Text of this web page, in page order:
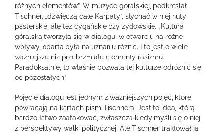
różnych elementów”. W muzyce góralskiej, podkreślał
Tischner, „dźwięczą całe Karpaty”, słychać w niej nuty
pasterskie, ale też cygańskie czy żydowskie. „Kultura
góralska tworzyła się w dialogu, w otwarciu na różne
wpływy, oparta była na uznaniu różnic. I to jest o wiele
ważniejsze niż przebrzmiałe elementy rasizmu.
Paradoksalnie, to właśnie pozwala tej kulturze odróżnić się
od pozostałych”.
Pojęcie dialogu jest jednym z ważniejszych pojęć, które
powracają na kartach pism Tischnera. Jest to idea, którą
bardzo łatwo zaatakować, zwłaszcza kiedy myśli się o niej
z perspektywy walki politycznej. Ale Tischner traktował ją